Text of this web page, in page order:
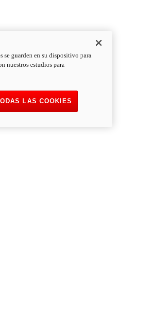
se guarden en su dispositivo para
nuestros estudios para
LAS COOKIES